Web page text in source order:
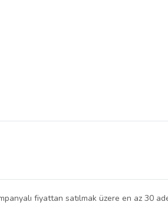
fiyattan satılmak üzere en az 30